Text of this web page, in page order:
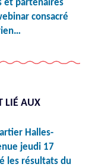
et partenaires
consacré
LIÉ AUX
Halles-
jeudi 17
les résultats du